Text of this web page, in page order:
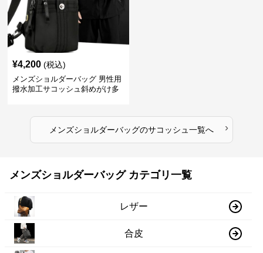
¥4,200 (税込)
メンズショルダーバッグ 男性用
撥水加工サコッシュ斜めがけ多
メンズショルダーバッグのサコッシュ 一覧へ ›
メンズショルダーバッグ カテゴリ一覧
レザー
合皮